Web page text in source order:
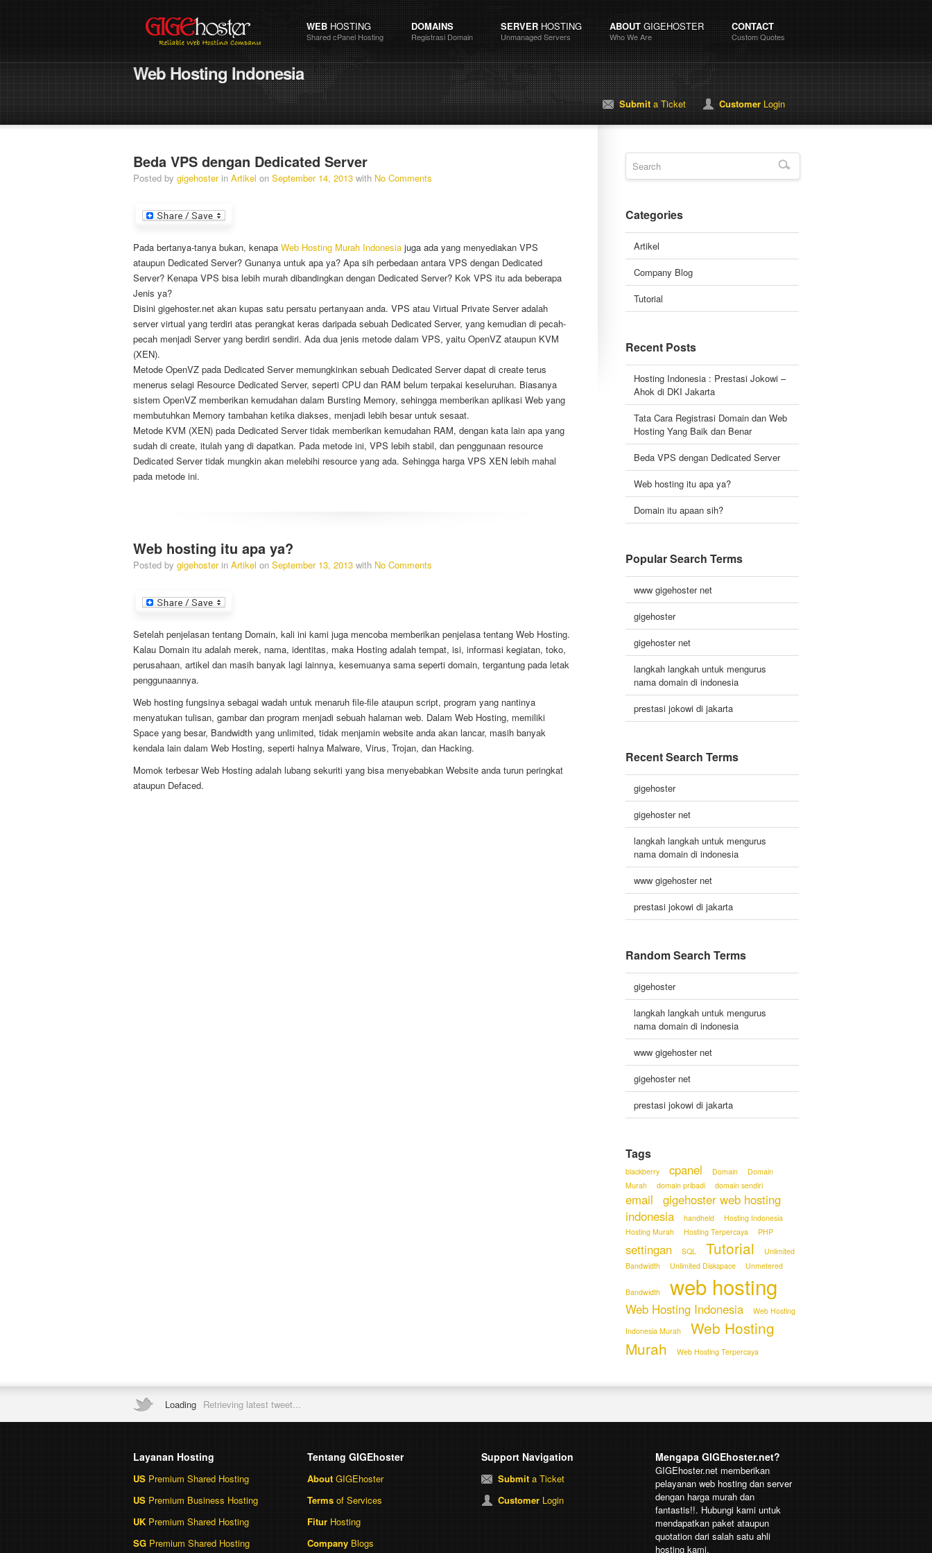
WEBHOSTING
Shared cPanel Hosting
DOMAINS
Registrasi Domain
SERVER HOSTING
Unmanaged Servers
ABOUTGIGEHOSTER
Who We Are
CONTACT
Custom Quotes
Web Hosting Indonesia
Submita Ticket Customer Login
Beda VPS dengan Dedicated Server
Posted by gigehosterin Artikel on September 14, 2013 with No Comments
Pada bertanya-tanya bukan, kenapa Web Hosting Murah Indonesia juga ada yang menyediakan VPS
ataupun Dedicated Server? Gunanya untuk apa ya? Apa sih perbedaan antara VPS dengan Dedicated
Server? Kenapa VPS bisa lebih murah dibandingkan dengan Dedicated Server? Kok VPS itu ada beberapa
Jenis ya?
Disini gigehoster.net akan kupas satu persatu pertanyaan anda. VPS atau Virtual Private Server adalah
server virtual yang terdiri atas perangkat keras daripada sebuah Dedicated Server, yang kemudian di pecah-
pecah menjadi Server yang berdiri sendiri. Ada dua jenis metode dalam VPS, yaitu OpenVZ ataupun KVM
(XEN).
Metode OpenVZ pada Dedicated Server memungkinkan sebuah Dedicated Server dapat di create terus
menerus selagi Resource Dedicated Server, seperti CPU dan RAM belum terpakai keseluruhan. Biasanya
sistem OpenVZ memberikan kemudahan dalam Bursting Memory, sehingga memberikan aplikasi Web yang
membutuhkan Memory tambahan ketika diakses, menjadi lebih besar untuk sesaat.
Metode KVM (XEN) pada Dedicated Server tidak memberikan kemudahan RAM, dengan kata lain apa yang
sudah di create, itulah yang di dapatkan. Pada metode ini, VPS lebih stabil, dan penggunaan resource
Dedicated Server tidak mungkin akan melebihi resource yang ada. Sehingga harga VPS XEN lebih mahal
pada metode ini.
Web hosting itu apa ya?
Posted by gigehosterin Artikel on September 13, 2013 with No Comments
Setelah penjelasan tentang Domain, kali ini kami juga mencoba memberikan penjelasa tentang Web Hosting.
Kalau Domain itu adalah merek, nama, identitas, maka Hosting adalah tempat, isi, informasi kegiatan, toko,
perusahaan, artikel dan masih banyak lagi lainnya, kesemuanya sama seperti domain, tergantung pada letak
penggunaannya.
Web hosting fungsinya sebagai wadah untuk menaruh file-file ataupun script, program yang nantinya
menyatukan tulisan, gambar dan program menjadi sebuah halaman web. Dalam Web Hosting, memiliki
Space yang besar, Bandwidth yang unlimited, tidak menjamin website anda akan lancar, masih banyak
kendala lain dalam Web Hosting, seperti halnya Malware, Virus, Trojan, dan Hacking.
Momok terbesar Web Hosting adalah lubang sekuriti yang bisa menyebabkan Website anda turun peringkat
ataupun Defaced.
Categories
Artikel
Company Blog
Tutorial
Recent Posts
Hosting Indonesia : Prestasi Jokowi –
Ahok di DKI Jakarta
Tata Cara Registrasi Domain dan Web
Hosting Yang Baik dan Benar
Beda VPS dengan Dedicated Server
Web hosting itu apa ya?
Domain itu apaan sih?
Popular Search Terms
www gigehoster net
gigehoster
gigehoster net
langkah langkah untuk mengurus
nama domain di indonesia
prestasi jokowi di jakarta
Recent Search Terms
gigehoster
gigehoster net
langkah langkah untuk mengurus
nama domain di indonesia
www gigehoster net
prestasi jokowi di jakarta
Random Search Terms
gigehoster
langkah langkah untuk mengurus
nama domain di indonesia
www gigehoster net
gigehoster net
prestasi jokowi di jakarta
Tags
blackberry cpanel Domain
Domain
Murah
domain pribadi domain sendiri
email
gigehoster web hosting
indonesia
handheld
Hosting Indonesia
Hosting Murah
Hosting Terpercaya PHP
settingan SQL Tutorial
Unlimited
Bandwidth
Unlimited Diskspace Unmetered
Bandwidth web hosting
Web Hosting Indonesia
Web Hosting
Indonesia Murah
Web Hosting
Murah
Web Hosting Terpercaya
Loading Retrieving latest tweet...
Layanan Hosting
US Premium Shared Hosting
US Premium Business Hosting
UK Premium Shared Hosting
SG Premium Shared Hosting
Tentang GIGEhoster
About GIGEhoster
Terms of Services
Fitur Hosting
Company Blogs
Support Navigation
Submit a Ticket
Customer Login
Mengapa GIGEhoster.net?
GIGEhoster.net memberikan
pelayanan web hosting dan server
dengan harga murah dan
fantastis!!. Hubungi kami untuk
mendapatkan paket ataupun
quotation dari salah satu ahli
hosting kami.